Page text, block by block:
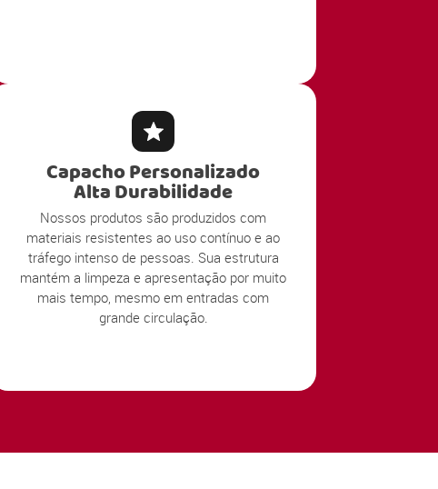
Capacho Personalizado
Alta Durabilidade
Nossos produtos são produzidos com
materiais resistentes ao uso contínuo e ao
tráfego intenso de pessoas. Sua estrutura
mantém a limpeza e apresentação por muito
mais tempo, mesmo em entradas com
grande circulação.